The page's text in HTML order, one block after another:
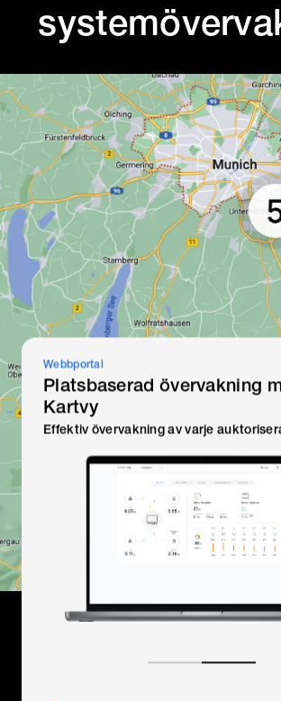
Webbportal
Platsbaserad övervakning
Kartvy
Håll reda på all systemstatus